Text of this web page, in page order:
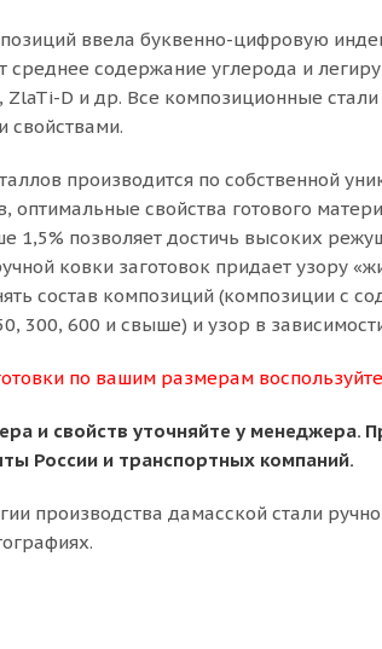
ввела буквенно-цифровую
содержание углерода и
D и др. Все композиционные
свойствами.
производится по собственной
оптимальные свойства готового
1,5% позволяет достичь высоких
ковки заготовок придает узору
состав композиций (композиции с
300, 600 и свыше) и узор в
по вашим размерам
и свойств уточняйте у менеджера.
России и транспортных компаний.
производства дамасской стали